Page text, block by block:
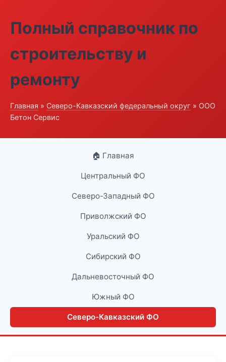
Полный справочник по
строительству и
ремонту
Главная » Северо-Кавказский федеральный округ » ООО
Бетон Сервис
🏠 Главная
Центральный ФО
Северо-Западный ФО
Приволжский ФО
Уральский ФО
Сибирский ФО
Дальневосточный ФО
Южный ФО
Северо-Кавказский ФО